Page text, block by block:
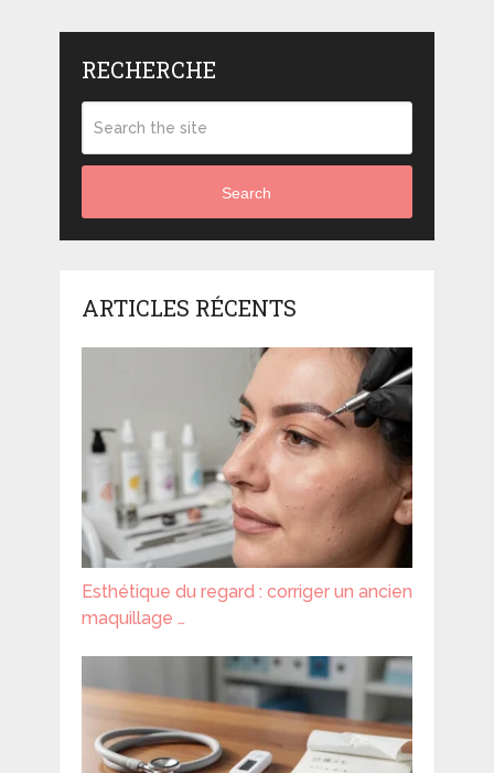
RECHERCHE
Search
ARTICLES RÉCENTS
Esthétique du regard : corriger un ancien
maquillage …